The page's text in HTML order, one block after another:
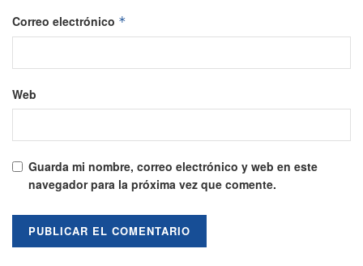
Correo electrónico *
Web
Guarda mi nombre, correo electrónico y web en este
navegador para la próxima vez que comente.